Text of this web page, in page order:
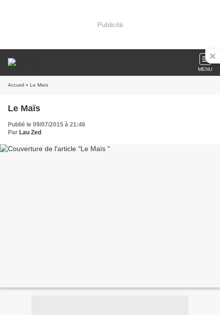
Publicité
MENU
Accueil » Le Maïs
Le Maïs
Publié le 09/07/2015 à 21:46
Par Lau Zed